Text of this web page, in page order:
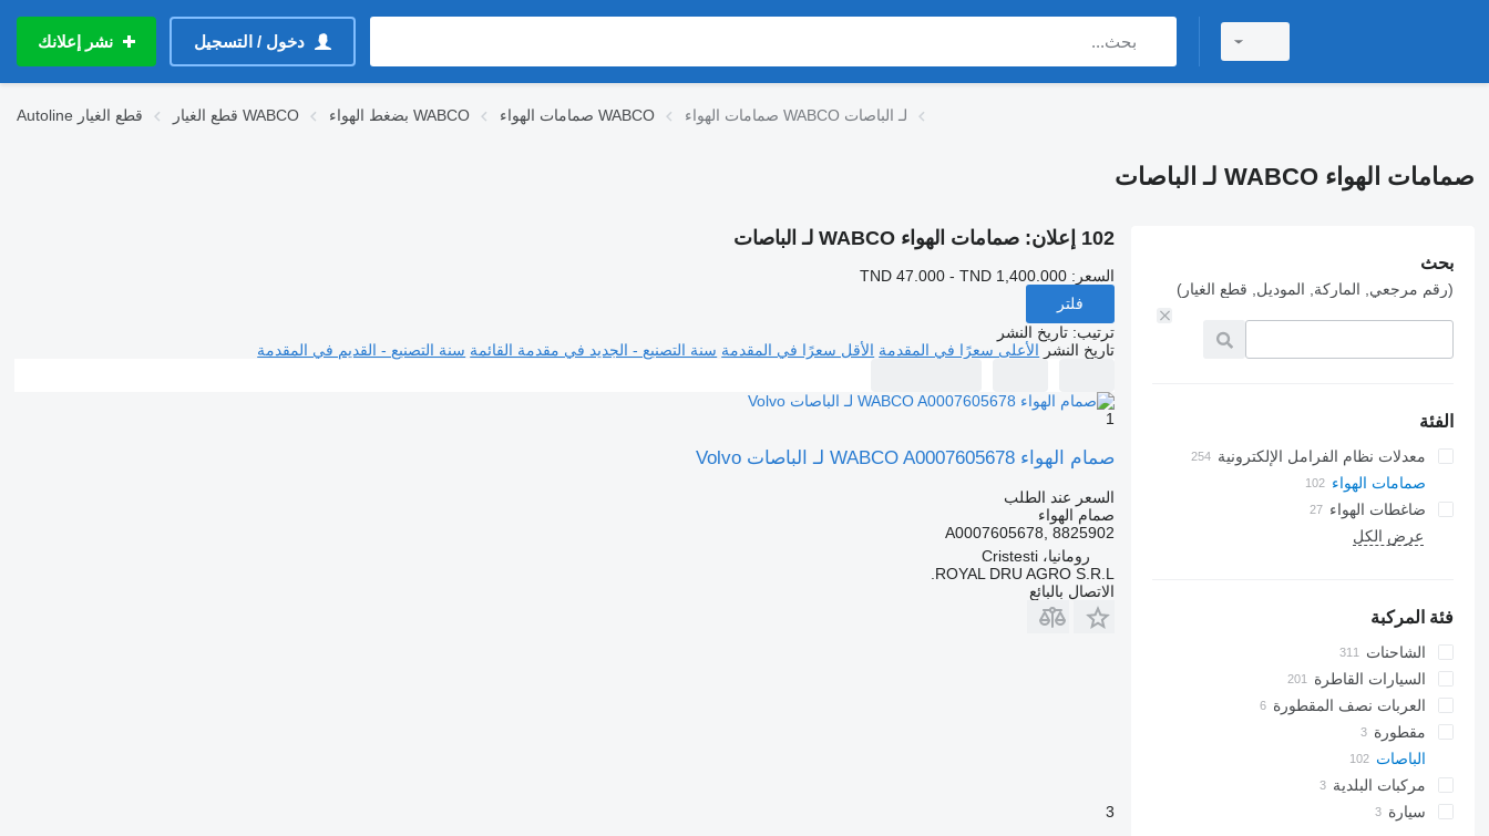
دخول / التسجيل نشر إعلانك
Autoline قطع الغيار قطع الغيار WABCO بضغط الهواء WABCO صمامات الهواء WABCO صمامات الهواء WABCO لـ الباصات
صمامات الهواء WABCO لـ الباصات
بحث
(رقم مرجعي, الماركة, الموديل, قطع الغيار)
الفئة
معدلات نظام الفرامل الإلكترونية
صمامات الهواء
ضاغطات الهواء
عرض الكل
فئة المركبة
الشاحنات
السيارات القاطرة
العربات نصف المقطورة
مقطورة
الباصات
مركبات البلدية
سيارة بلديةسيارة
102 إعلان: صمامات الهواء WABCO لـ الباصات
السعر: TND 47.000 - TND 1,400.000
فلتر
ترتيب: تاريخ النشر
تاريخ النشر الأعلى سعرًا في المقدمة الأقل سعرًا في المقدمة سنة التصنيع - الجديد في مقدمة القائمة سنة التصنيع - القديم في المقدمة
1
صمام الهواء WABCO A0007605678 لـ الباصات Volvo
السعر عند الطلب
صمام الهواء
A0007605678, 8825902
رومانيا، Cristesti
ROYAL DRU AGRO S.R.L.
الاتصال بالبائع
3